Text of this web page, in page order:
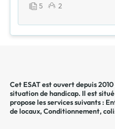
5 2
Cet ESAT est ouvert depuis
situation de handicap. Il est
propose les services suivants :
de locaux,Conditionnement,